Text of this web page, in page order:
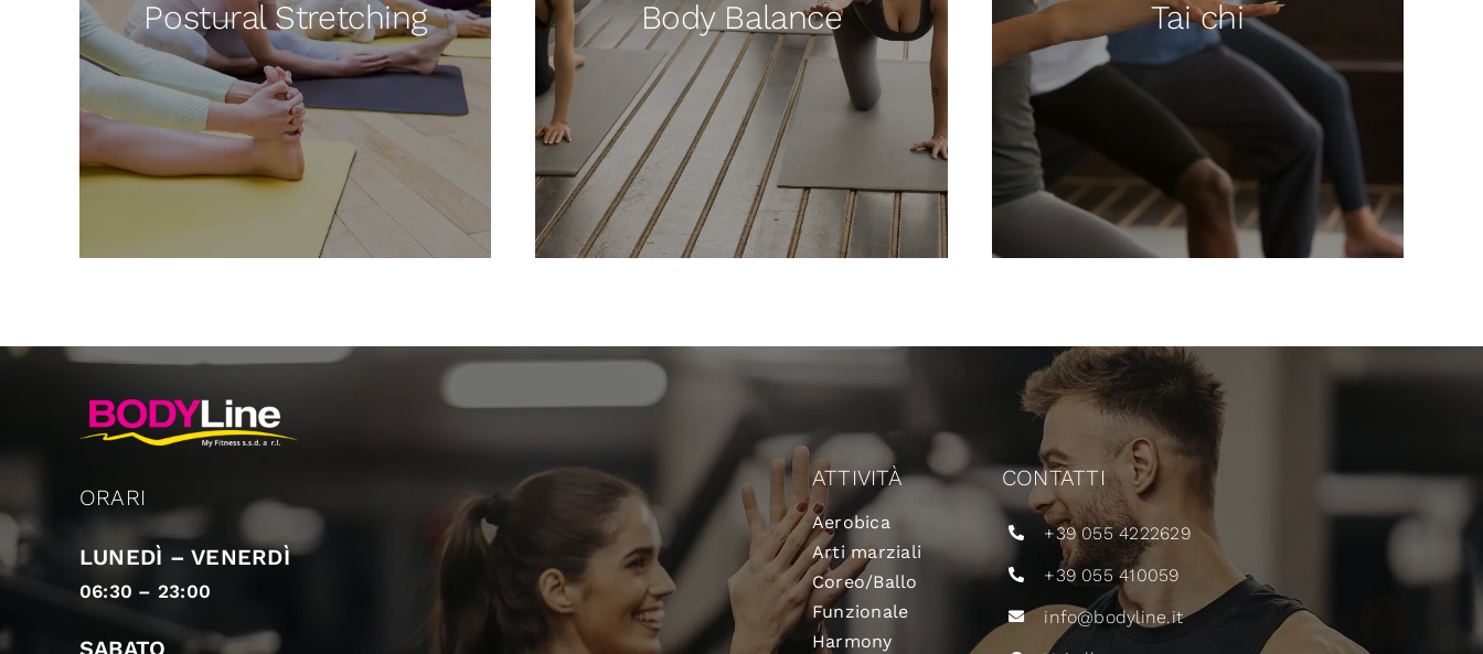
Postural Stretching Body Balance Tai chi
ORARI
LUNEDÌ – VENERDÌ
06:30 – 23:00
SABATO
ATTIVITÀ
Aerobica
Arti marziali
Coreo/Ballo
Funzionale
Harmony
CONTATTI
+39 055 4222629
+39 055 410059
info@bodyline.it